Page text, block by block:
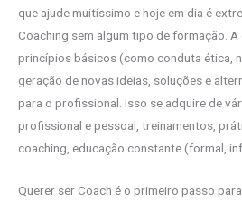
que ajude muitíssimo e hoje em dia é
Coaching sem algum tipo de formação.
princípios básicos (como conduta ética,
geração de novas ideias, soluções e
para o profissional. Isso se adquire de
profissional e pessoal, treinamentos,
coaching, educação constante (formal,
Querer ser Coach é o primeiro passo